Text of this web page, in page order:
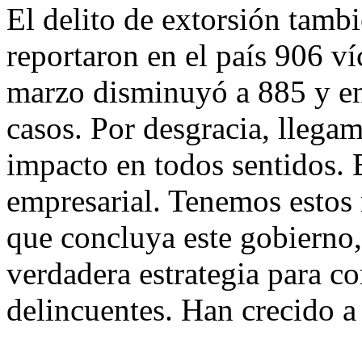
El delito de extorsión
reportaron en el país 906
marzo disminuyó a 885 y
casos. Por desgracia,
impacto en todos
empresarial. Tenemos
que concluya este
verdadera estrategia para
delincuentes. Han crecido